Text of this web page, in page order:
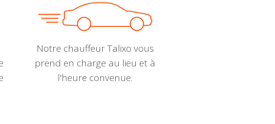
Notre chauffeur Talixo vous
prend en charge au lieu et à
l'heure convenue.